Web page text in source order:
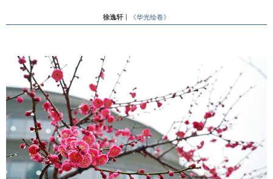
徐逸轩 《华光绘卷》